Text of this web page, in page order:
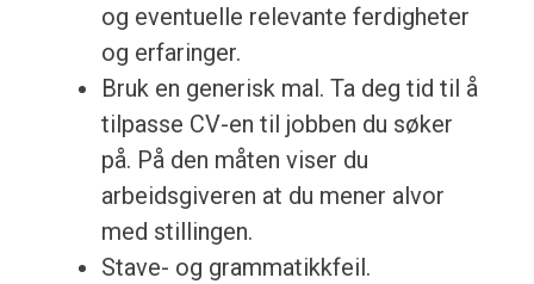
og eventuelle relevante ferdigheter
og erfaringer.
Bruk en generisk mal. Ta deg tid til å
tilpasse CV-en til jobben du søker
på. På den måten viser du
arbeidsgiveren at du mener alvor
med stillingen.
Stave- og grammatikkfeil.